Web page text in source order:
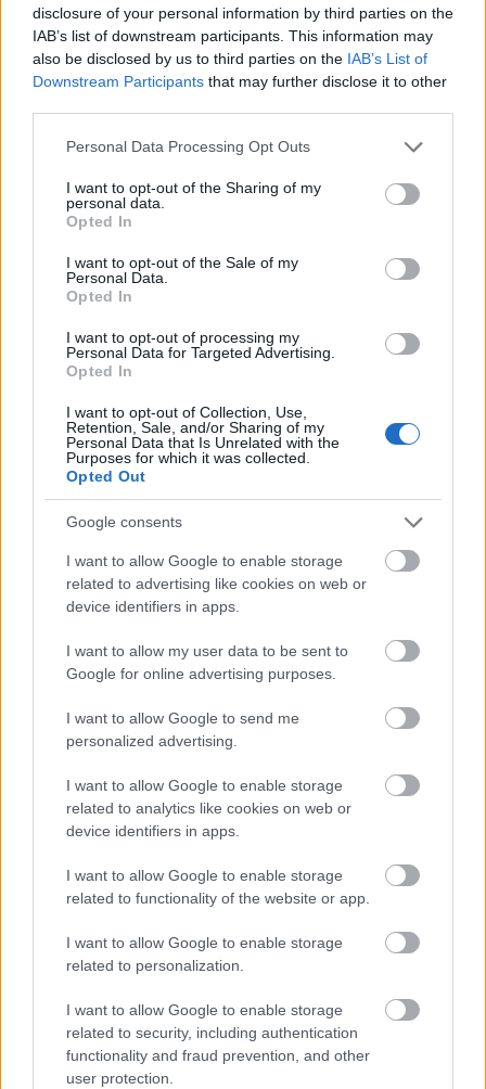
disclosure of your personal information by third parties on the
IAB’s list of downstream participants. This information may
also be disclosed by us to third parties on the IAB’s List of
Downstream Participants that may further disclose it to other
Please note that this website/app uses one or more Google
not limited to your visit or usage behaviour. You may click to
grant or deny consent to Google and its third-party tags to
use your data for below specified purposes in below Google
consent section.
Personal Data Processing Opt Outs
I want to opt-out of the Sharing of my
personal data.
Opted In
I want to opt-out of the Sale of my
Personal Data.
Opted In
I want to opt-out of processing my
Personal Data for Targeted Advertising.
Opted In
I want to opt-out of Collection, Use,
Retention, Sale, and/or Sharing of my
Personal Data that Is Unrelated with the
Purposes for which it was collected.
Opted Out
Google consents
I want to allow Google to enable storage
related to advertising like cookies on web or
device identifiers in apps.
I want to allow my user data to be sent to
Google for online advertising purposes.
I want to allow Google to send me
personalized advertising.
I want to allow Google to enable storage
related to analytics like cookies on web or
device identifiers in apps.
I want to allow Google to enable storage
related to functionality of the website or app.
I want to allow Google to enable storage
related to personalization.
I want to allow Google to enable storage
related to security, including authentication
functionality and fraud prevention, and other
user protection.
A DBU Budapesten
szinhazhu 2007. április 20.
A Magyarországi Német Színház (DBU) április 26-án
Budapesten vendégszerepel Wolfgang Borchert:
Dráma, amelyet semmiféle színház sem akar
elõadni, és semmiféle közönség nem akar megnézni.
Dupla adag TÁP
szinhazhu•2007. április 20.
Ez a hétfõ egészen más lesz, mint a többi. A TÁP
Színház ezúttal dupla dózisban adagolja az
napsütésben, a reggeli kávé mellé fogyaszthatják
a VALAMI FRAPPÁNSAT KI KÉNE TALÁLNI CÍMNEK
címû elõadást reggel 6:30-tól (!) majd a nap